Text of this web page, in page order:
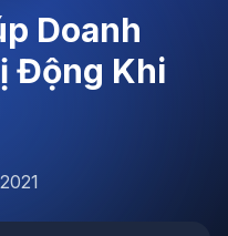
Doanh
Động Khi